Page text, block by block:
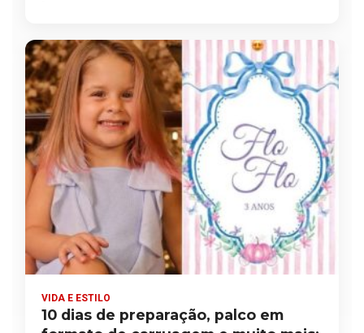
VIDA E ESTILO
10 dias de preparação, palco em